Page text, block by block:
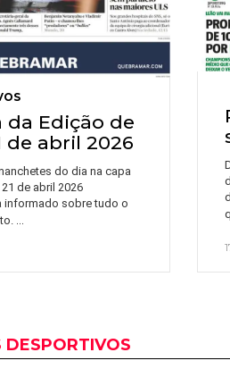
da Edição de
de abril 2026
do dia na capa
de abril 2026
informado sobre tudo o
DESPORTIVOS